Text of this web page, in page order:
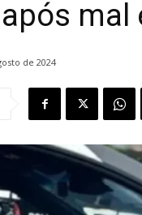
mal
de 2024